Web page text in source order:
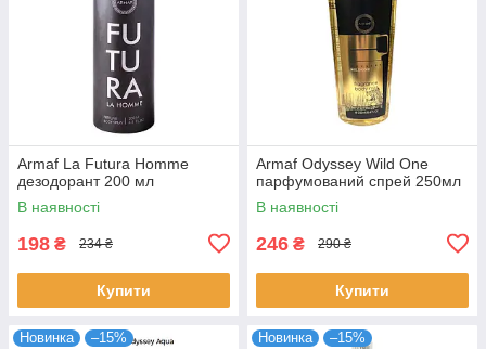
Armaf La Futura Homme
дезодорант 200 мл
В наявності
198 ₴ 234 ₴
Купити
Armaf Odyssey Wild One
парфумований спрей 250мл
В наявності
246 ₴ 290 ₴
Купити
Новинка –15% Новинка –15%